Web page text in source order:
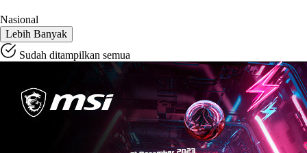
Nasional
Lebih Banyak
Sudah ditampilkan semua